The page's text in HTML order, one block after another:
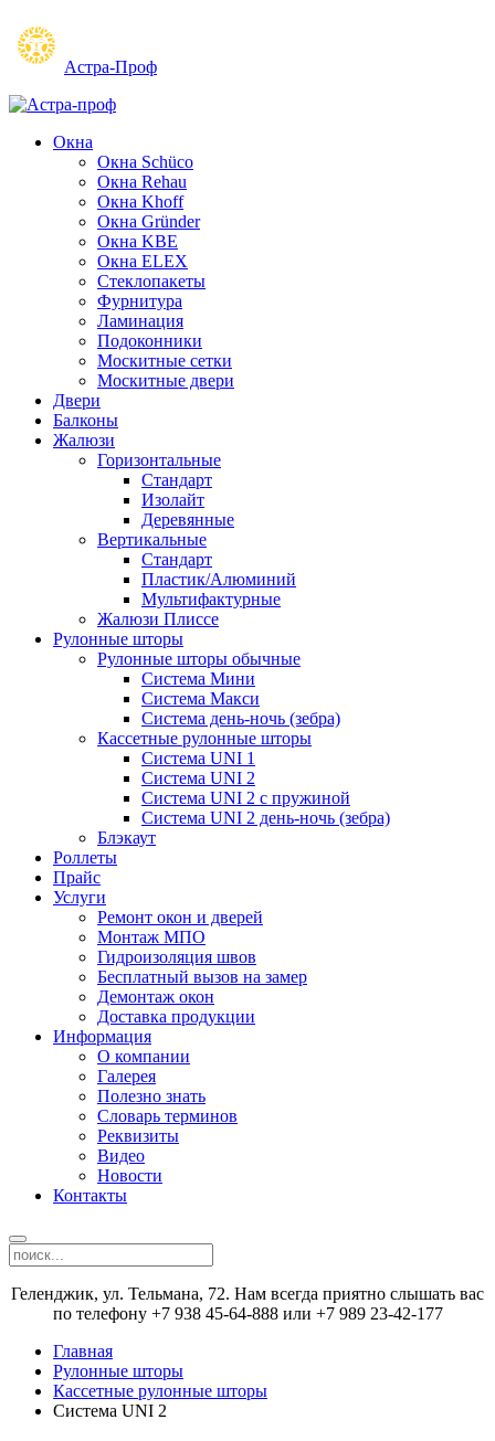
Астра-Проф
Окна
Окна Schüco
Окна Rehau
Окна Khoff
Окна Gründer
Окна KBE
Окна ELEX
Стеклопакеты
Фурнитура
Ламинация
Подоконники
Москитные сетки
Москитные двери
Двери
Балконы
Жалюзи
Горизонтальные
Стандарт
Изолайт
Деревянные
Вертикальные
Стандарт
Пластик/Алюминий
Мультифактурные
Жалюзи Плиссе
Рулонные шторы
Рулонные шторы обычные
Система Мини
Система Макси
Система день-ночь (зебра)
Кассетные рулонные шторы
Система UNI 1
Система UNI 2
Система UNI 2 с пружиной
Система UNI 2 день-ночь (зебра)
Блэкаут
Роллеты
Прайс
Услуги
Ремонт окон и дверей
Монтаж МПО
Гидроизоляция швов
Бесплатный вызов на замер
Демонтаж окон
Доставка продукции
Информация
О компании
Галерея
Полезно знать
Словарь терминов
Реквизиты
Видео
Новости
Контакты
Геленджик, ул. Тельмана, 72. Нам всегда приятно слышать вас
по телефону +7 938 45-64-888 или +7 989 23-42-177
Главная
Рулонные шторы
Кассетные рулонные шторы
Система UNI 2